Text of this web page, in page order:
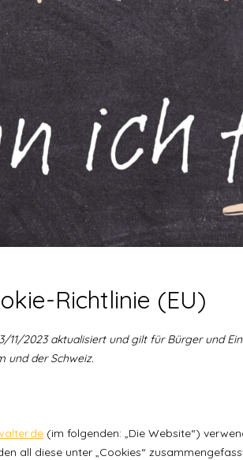
Richtlinie (EU)
11/2023 aktualisiert und gilt für Bürger und
und der Schweiz.
(im folgenden: „Die Website“)
all diese unter „Cookies“